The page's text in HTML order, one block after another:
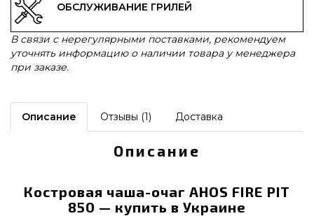
ОБСЛУЖИВАНИЕ ГРИЛЕЙ
В связи с нерегулярными поставками, рекомендуем
уточнять информацию о наличии товара у менеджера
при заказе.
Описание Отзывы (1) Доставка
Описание
Костровая чаша-очаг AHOS FIRE PIT
850 — купить в Украине